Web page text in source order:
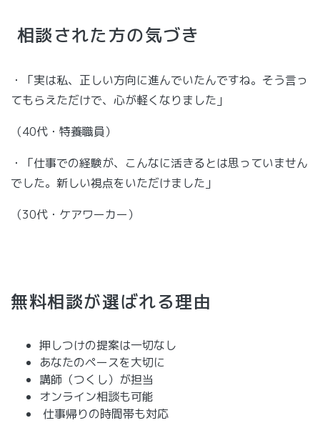
相談された方の気づき
・「実は私、正しい方向に進んでいたんですね。そう言っ
てもらえただけで、心が軽くなりました」
（40代・特養職員）
・「仕事での経験が、こんなに活きるとは思っていません
でした。新しい視点をいただけました」
（30代・ケアワーカー）
無料相談が選ばれる理由
押しつけの提案は一切なし
あなたのペースを大切に
講師（つくし）が担当
オンライン相談も可能
仕事帰りの時間帯も対応